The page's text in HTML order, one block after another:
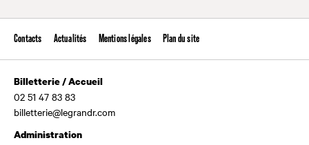
Contacts Actualités Mentions légales Plan du site
Billetterie / Accueil
02 51 47 83 83
billetterie@legrandr.com
Administration